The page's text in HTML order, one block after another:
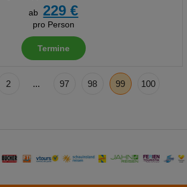
ab
229 €
pro Person
Termine
2 ... 97 98 99 100